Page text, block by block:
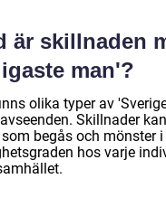
är skillnaden
man'?
olika typer av
Skillnader
begås och mönster
hos varje